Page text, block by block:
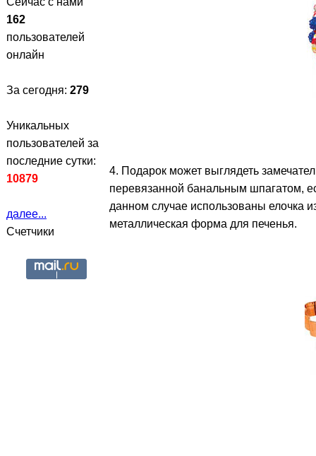
162
пользователей
онлайн
За сегодня: 279
Уникальных
пользователей за
последние сутки:
10879
далее...
Счетчики
4. Подарок может выглядеть
перевязанной банальным шпагатом,
данном случае использованы елочка
металлическая форма для печенья.